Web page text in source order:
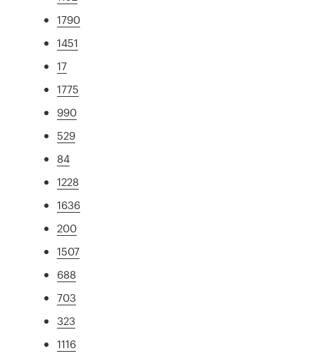
1790
1451
17
1775
990
529
84
1228
1636
200
1507
688
703
323
1116